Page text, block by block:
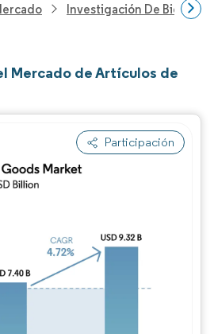
Investigación De Bienes
Mercado de Artículos de
Participación